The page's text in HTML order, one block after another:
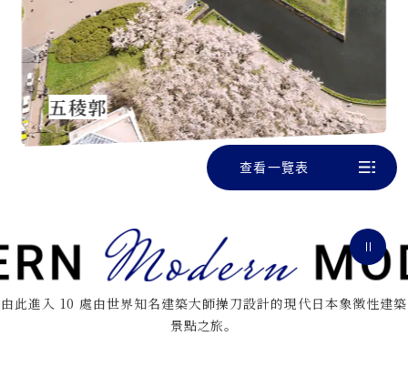
五稜郭
查看一覽表
由此進入 10 處由世界知名建築大師操刀設計的現代日本象徵性建築
景點之旅。